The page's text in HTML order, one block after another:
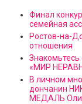
Финал
семейная
Ростов-на-
отношения
«МИР
В личном
дончанин
МЕДАЛЬ